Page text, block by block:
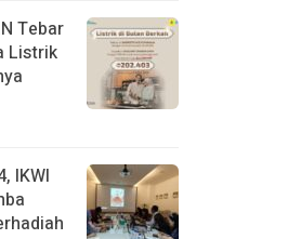
Tebar
Listrik
IKWI